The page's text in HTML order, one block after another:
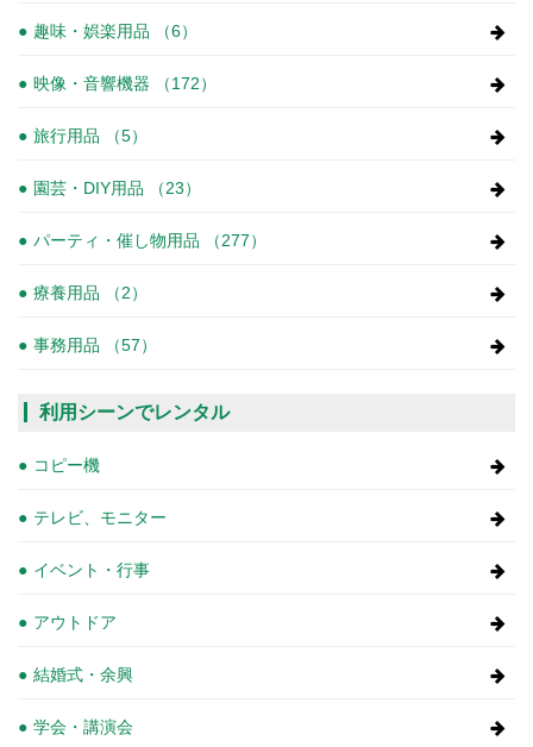
趣味・娯楽用品 （6）
映像・音響機器 （172）
旅行用品 （5）
園芸・DIY用品 （23）
パーティ・催し物用品 （277）
療養用品 （2）
事務用品 （57）
利用シーンでレンタル
コピー機
テレビ、モニター
イベント・行事
アウトドア
結婚式・余興
学会・講演会